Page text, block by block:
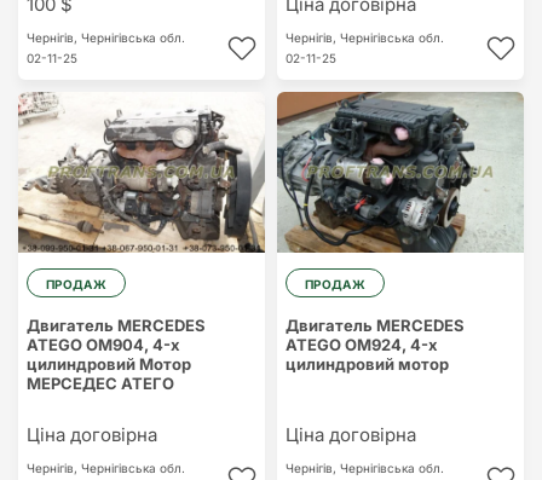
Чернігів, Чернігівська обл.
02-11-25
Чернігів, Чернігівська обл.
02-11-25
ПРОДАЖ
Двигатель MERCEDES
ATEGO OM904, 4-х
цилиндровий Мотор
МЕРСЕДЕС АТЕГО
Ціна договірна
Чернігів, Чернігівська обл.
ПРОДАЖ
Двигатель MERCEDES
ATEGO OM924, 4-х
цилиндровий мотор
Ціна договірна
Чернігів, Чернігівська обл.